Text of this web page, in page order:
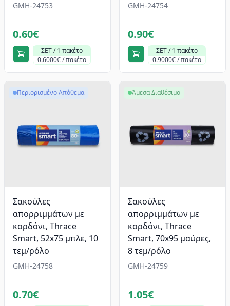
GMH-24753
0.60€
ΣΕΤ / 1 πακέτο
0.6000€ / πακέτο
GMH-24754
0.90€
ΣΕΤ / 1 πακέτο
0.9000€ / πακέτο
Σακούλες
απορριμμάτων με
κορδόνι, Thrace
Smart, 52x75 μπλε, 10
τεμ/ρόλο
GMH-24758
0.70€
Περιορισμένο Απόθεμα
Σακούλες
απορριμμάτων με
κορδόνι, Thrace
Smart, 70x95 μαύρες,
8 τεμ/ρόλο
GMH-24759
1.05€
Άμεσα Διαθέσιμο